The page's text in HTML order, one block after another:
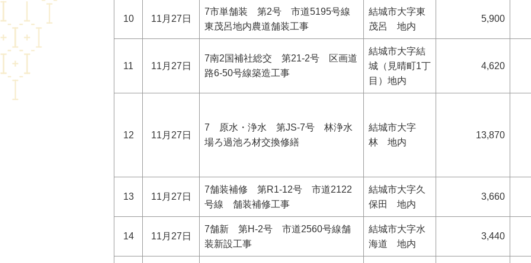
10 11月27日
7市単舗装 第2号 市道5195号線
東茂呂地内農道舗装工事
結城市大字東
茂呂 地内
5,900
11 11月27日
7南2国補社総交 第21-2号 区画道
路6-50号線築造工事
結城市大字結
城（見晴町1丁
目）地内
4,620
12 11月27日
7 原水・浄水 第JS-7号 林浄水
場ろ過池ろ材交換修繕
結城市大字
林 地内
13,870
13 11月27日
7舗装補修 第R1-12号 市道2122
号線 舗装補修工事
結城市大字久
保田 地内
3,660
14 11月27日
7舗新 第H-2号 市道2560号線舗
装新設工事
結城市大字水
海道 地内
3,440